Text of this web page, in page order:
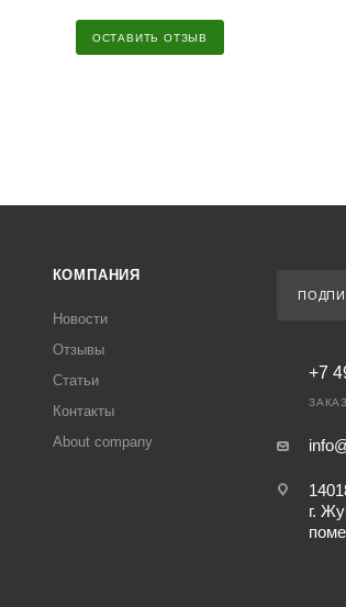
ОСТАВИТЬ ОТЗЫВ
КОМПАНИЯ
Новости
Отзывы
Статьи
Контакты
About company
+7
г.